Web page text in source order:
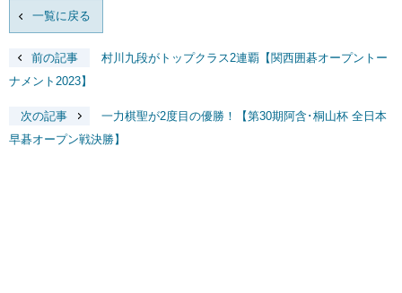
一覧に戻る
前の記事
村川九段がトップクラス2連覇【関西囲碁オープントー
ナメント2023】
次の記事
一力棋聖が2度目の優勝！【第30期阿含･桐山杯 全日本
早碁オープン戦決勝】